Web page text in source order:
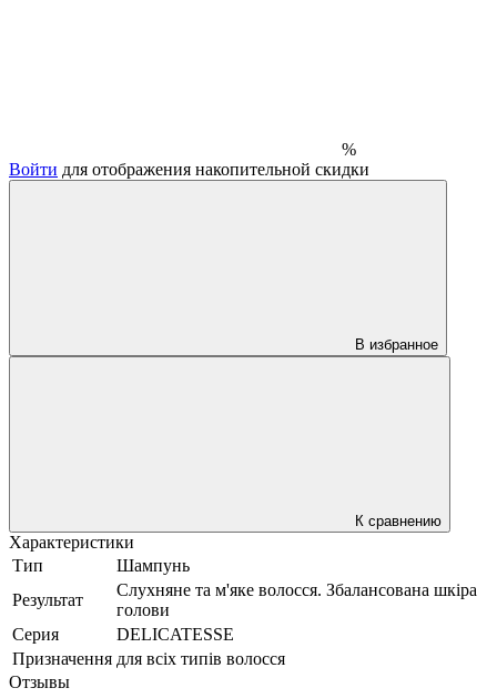
%
Войти для отображения накопительной скидки
В избранное
К сравнению
Характеристики
Тип
Шампунь
Результат
Слухняне та м'яке волосся. Збалансована шкіра
голови
Серия
DELICATESSE
Призначення для всіх типів волосся
Отзывы